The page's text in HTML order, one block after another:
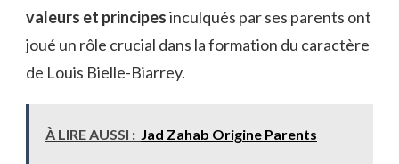
valeurs et principesinculqués par ses parents ont
joué un rôle crucial dans la formation du caractère
de Louis Bielle-Biarrey.
À LIRE AUSSI : Jad Zahab Origine Parents